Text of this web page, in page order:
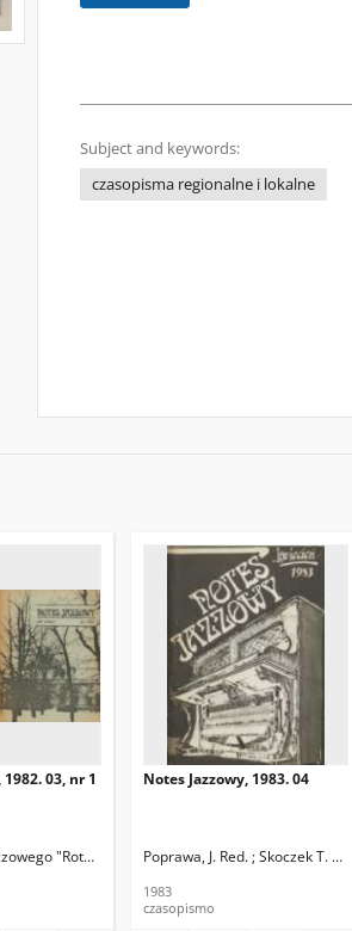
Subject and keywords:
czasopisma regionalne i lokalne
03, nr 1
"Rotunda" Skoczek, T. Red.
Notes Jazzowy, 1983. 04
Poprawa, J. Red. ; Skoczek T. Red.
1983
czasopismo